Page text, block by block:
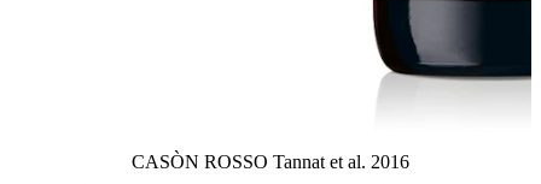
CASÒN ROSSO Tannat et al. 2016